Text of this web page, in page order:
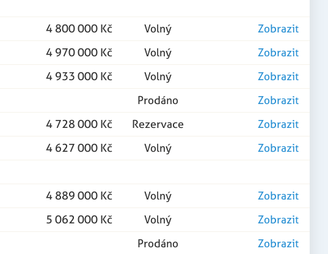
4 800 000 Kč Volný
Zobrazit
4 970 000 Kč Volný
Zobrazit
4 933 000 Kč Volný
Zobrazit
Prodáno
Zobrazit
4 728 000 Kč Rezervace
Zobrazit
4 627 000 Kč Volný
Zobrazit
4 889 000 Kč Volný
Zobrazit
5 062 000 Kč Volný
Zobrazit
Prodáno
Zobrazit